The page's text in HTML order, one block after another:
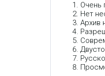
Очень
Нет
Архив